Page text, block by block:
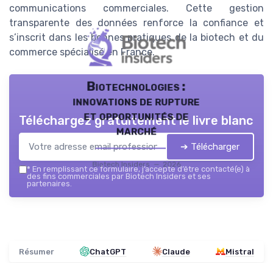
communications commerciales. Cette gestion
transparente des données renforce la confiance et
s’inscrit dans les bonnes pratiques de la biotech et du
commerce spécialisé en France.
Biotechnologies :
innovations de rupture
et opportunités de
marché
Biotech Insiders — 2026
Téléchargez gratuitement le livre blanc
➔ Télécharger
* En remplissant ce formulaire, j’accepte d’être contacté(e) à
des fins commerciales par Biotech Insiders et ses
partenaires.
Résumer ChatGPT Claude Mistral